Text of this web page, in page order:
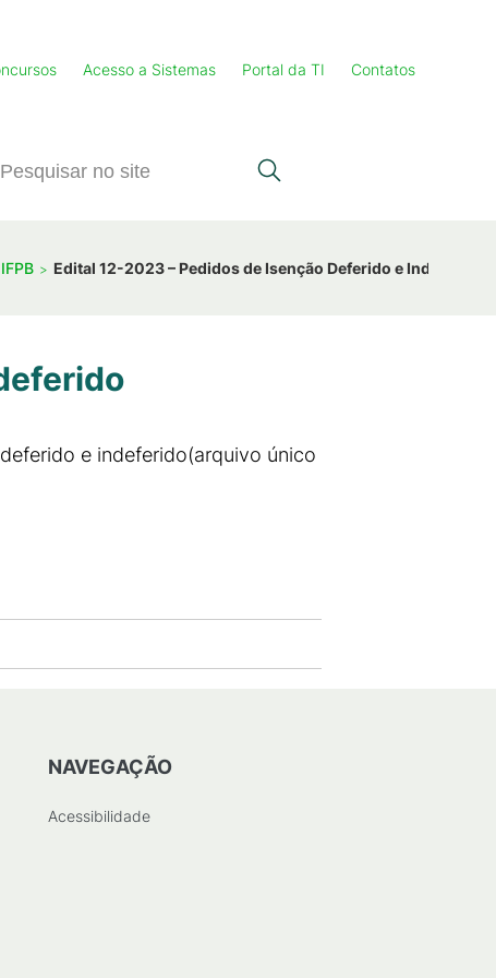
Acesso a Sistemas Portal da TI Contatos
Edital 12-2023 – Pedidos de Isenção Deferido e Indeferido
e indeferido(arquivo único
NAVEGAÇÃO
Acessibilidade